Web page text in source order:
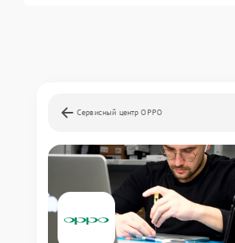
Сервисный центр OPPO